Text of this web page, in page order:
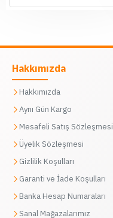
Hakkımızda
Hakkımızda
Aynı Gün Kargo
Mesafeli Satış Sözleşmesi
Üyelik Sözleşmesi
Gizlilik Koşulları
Garanti ve İade Koşulları
Banka Hesap Numaraları
Sanal Mağazalarımız